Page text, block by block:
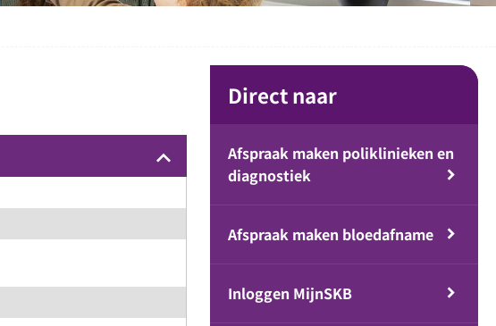
keyboard_arrow_up
Direct naar
Afspraak maken poliklinieken en
diagnostiek
Afspraak maken bloedafname
Inloggen MijnSKB